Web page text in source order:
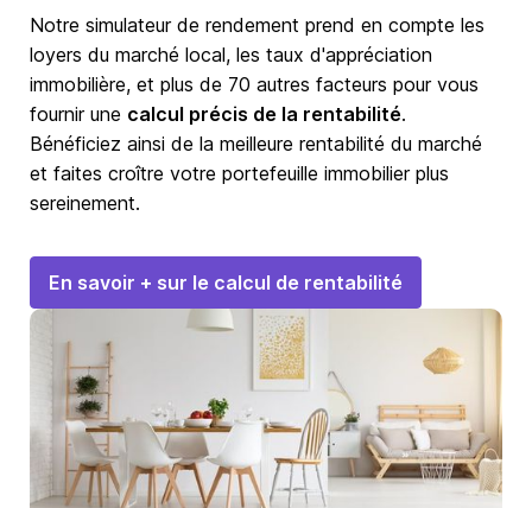
Notre simulateur de rendement prend en compte les
loyers du marché local, les taux d'appréciation
immobilière, et plus de 70 autres facteurs pour vous
fournir une calcul précis de la rentabilité.
Bénéficiez ainsi de la meilleure rentabilité du marché
et faites croître votre portefeuille immobilier plus
sereinement.
En savoir + sur le calcul de rentabilité